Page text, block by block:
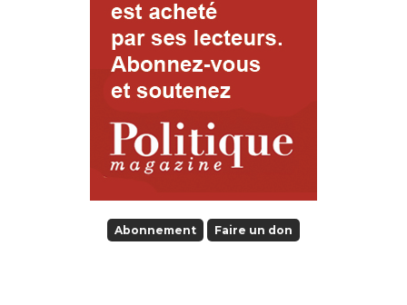
Abonnement Faire un don